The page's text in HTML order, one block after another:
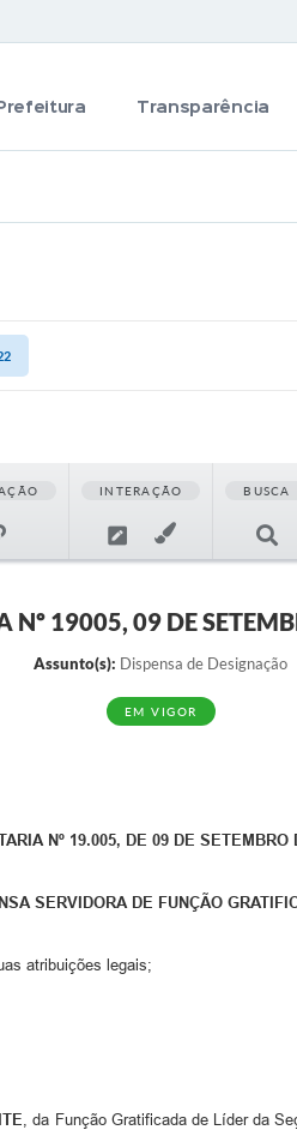
Transparência
INTERAÇÃO BUSCA
Nº 19005, 09 DE
Assunto(s): Dispensa de Designação
EM VIGOR
Nº 19.005, DE 09 DE SETEMBRO
SERVIDORA DE FUNÇÃO
atribuições legais;
, da Função Gratificada de Líder da